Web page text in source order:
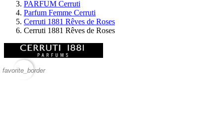
PARFUM Cerruti
Parfum Femme Cerruti
Cerruti 1881 Rêves de Roses
Cerruti 1881 Rêves de Roses
favorite_border